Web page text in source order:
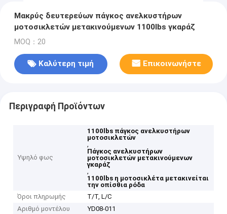
Μακρύς δευτερεύων πάγκος ανελκυστήρων
μοτοσικλετών μετακινούμενων 1100lbs γκαράζ
MOQ：20
Καλύτερη τιμή Επικοινωνήστε
Περιγραφή Προϊόντων
Υψηλό φως
1100lbs πάγκος ανελκυστήρων
μοτοσικλετών
,
Πάγκος ανελκυστήρων
μοτοσικλετών μετακινούμενων
γκαράζ
,
1100lbs η μοτοσικλέτα μετακινείται
την οπίσθια ρόδα
Όροι πληρωμής
T/T, L/C
Αριθμό μοντέλου
YD08-011